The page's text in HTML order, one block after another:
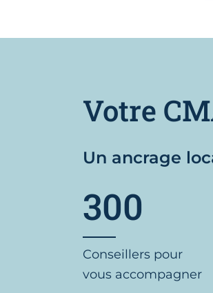
Votre
Un ancrage
300
Conseillers pour
vous accompagner